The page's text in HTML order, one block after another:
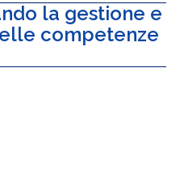
la gestione e
competenze